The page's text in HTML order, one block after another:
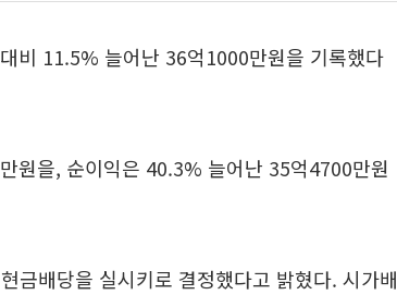
비 11.5% 늘어난 36억1000만원을 기록했다
원을, 순이익은 40.3% 늘어난 35억4700만원
금배당을 실시키로 결정했다고 밝혔다. 시가배